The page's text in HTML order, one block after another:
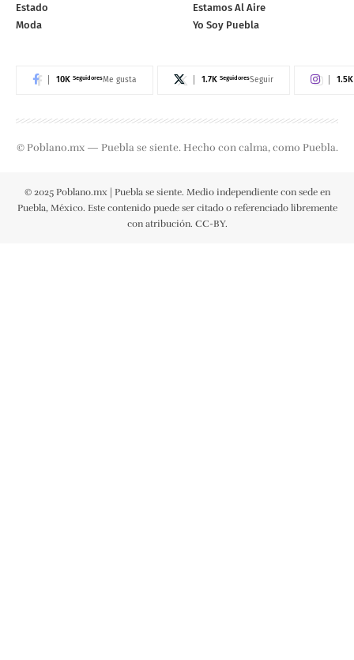
Estado
Moda
Estamos Al Aire
Yo Soy Puebla
10K SeguidoresMe gusta 1.7K SeguidoresSeguir 1.5K
© Poblano.mx — Puebla se siente. Hecho con calma, como Puebla.
© 2025 Poblano.mx | Puebla se siente. Medio independiente con sede en
Puebla, México. Este contenido puede ser citado o referenciado libremente
con atribución. CC-BY.